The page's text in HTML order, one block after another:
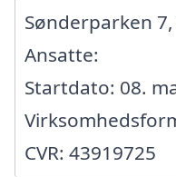
Sønderparken
Ansatte:
Startdato: 08.
CVR: 43919725